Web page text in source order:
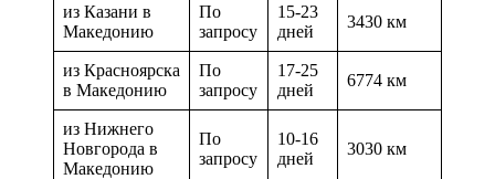
из Казани в
Македонию
По
запросу
15-23
дней
3430 км
из Красноярска
в Македонию
По
запросу
17-25
дней
6774 км
из Нижнего
Новгорода в
Македонию
По
запросу
10-16
дней
3030 км